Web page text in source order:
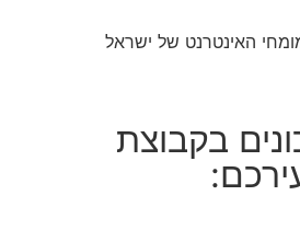
האינטרנט של ישראל
בקבוצת